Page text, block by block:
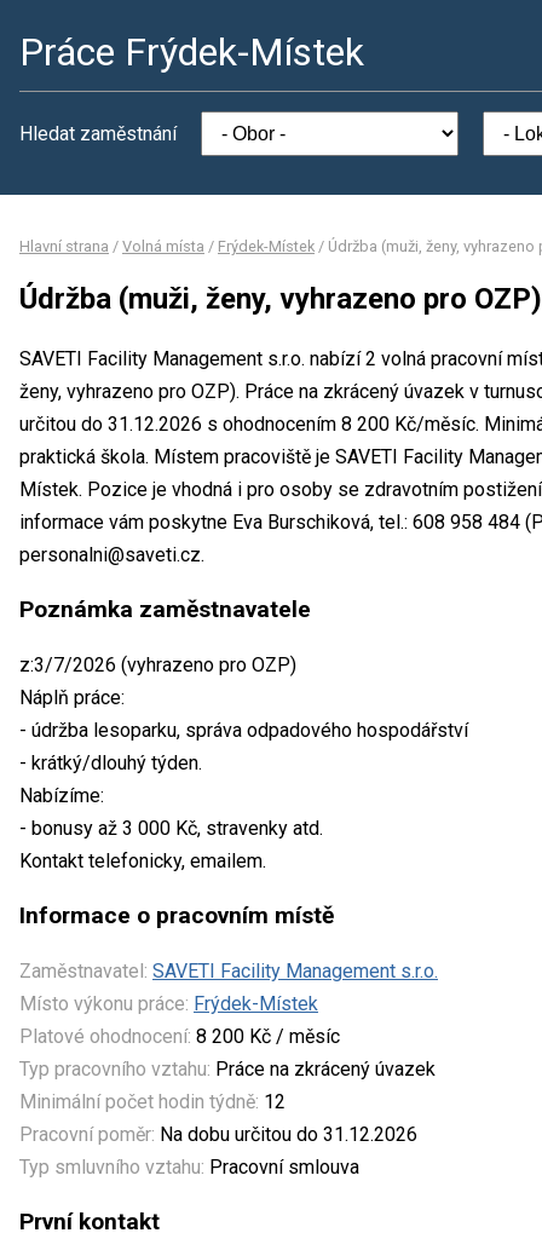
Práce Frýdek-Místek
Hledat zaměstnání
Hlavní strana / Volná místa / Frýdek-Místek / Údržba (muži, ženy, vyhrazeno
Údržba (muži, ženy, vyhrazeno pro OZP)
SAVETI Facility Management s.r.o. nabízí 2 volná pracovní
ženy, vyhrazeno pro OZP). Práce na zkrácený úvazek v
určitou do 31.12.2026 s ohodnocením 8 200 Kč/měsíc.
praktická škola. Místem pracoviště je SAVETI Facility
Místek. Pozice je vhodná i pro osoby se zdravotním
informace vám poskytne Eva Burschiková, tel.: 608 958 484
personalni@saveti.cz.
Poznámka zaměstnavatele
z:3/7/2026 (vyhrazeno pro OZP)
Náplň práce:
- údržba lesoparku, správa odpadového hospodářství
- krátký/dlouhý týden.
Nabízíme:
- bonusy až 3 000 Kč, stravenky atd.
Kontakt telefonicky, emailem.
Informace o pracovním místě
Zaměstnavatel: SAVETI Facility Management s.r.o.
Místo výkonu práce: Frýdek-Místek
Platové ohodnocení: 8 200 Kč / měsíc
Typ pracovního vztahu: Práce na zkrácený úvazek
Minimální počet hodin týdně: 12
Pracovní poměr: Na dobu určitou do 31.12.2026
Typ smluvního vztahu: Pracovní smlouva
První kontakt